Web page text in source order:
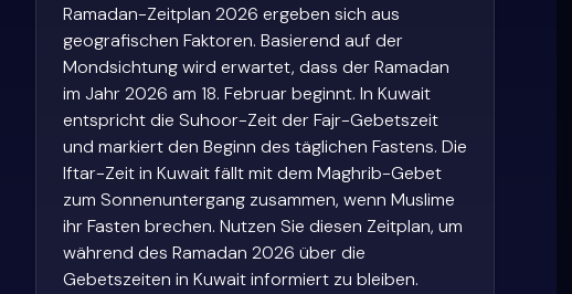
Ramadan-Zeitplan 2026 ergeben sich aus
geografischen Faktoren. Basierend auf der
Mondsichtung wird erwartet, dass der Ramadan
im Jahr 2026 am 18. Februar beginnt. In Kuwait
entspricht die Suhoor-Zeit der Fajr-Gebetszeit
und markiert den Beginn des täglichen Fastens. Die
Iftar-Zeit in Kuwait fällt mit dem Maghrib-Gebet
zum Sonnenuntergang zusammen, wenn Muslime
ihr Fasten brechen. Nutzen Sie diesen Zeitplan, um
während des Ramadan 2026 über die
Gebetszeiten in Kuwait informiert zu bleiben.